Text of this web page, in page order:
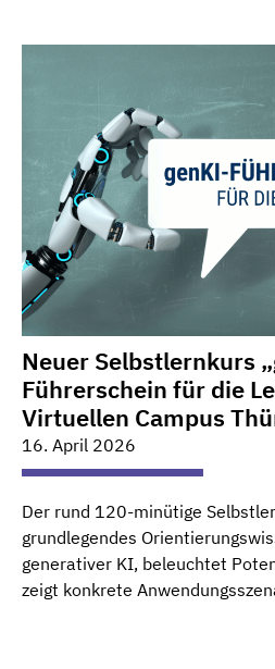
Neuer Selbstlernkurs
Führerschein für die
Virtuellen Campus
16. April 2026
Der rund 120-minütige
grundlegendes
generativer KI, beleuchtet
zeigt konkrete